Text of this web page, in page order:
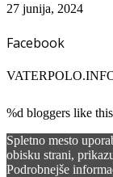
27 junija, 2024
Facebook
%d bloggers like
Spletno mesto
obisku strani,
Podrobnejše